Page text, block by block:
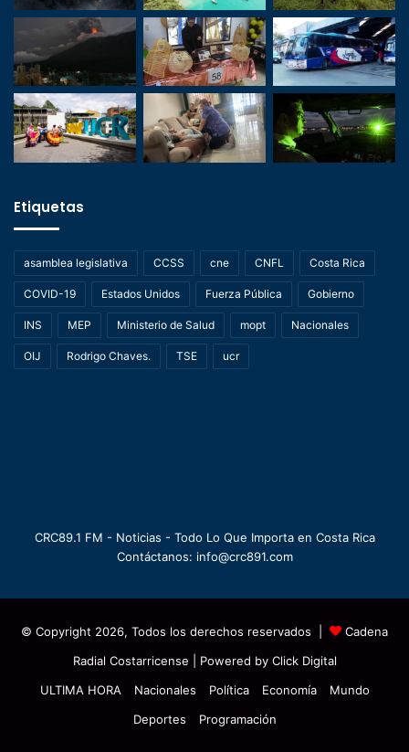
Etiquetas
asamblea legislativa CCSS cne CNFL Costa Rica
COVID-19 Estados Unidos Fuerza Pública Gobierno
INS MEP Ministerio de Salud mopt Nacionales
OIJ Rodrigo Chaves. TSE ucr
CRC89.1 FM - Noticias - Todo Lo Que Importa en Costa Rica
Contáctanos: info@crc891.com
© Copyright 2026, Todos los derechos reservados |
Cadena
Radial Costarricense | Powered by Click Digital
ULTIMA HORA
Nacionales Política Economía
Mundo
Deportes
Programación